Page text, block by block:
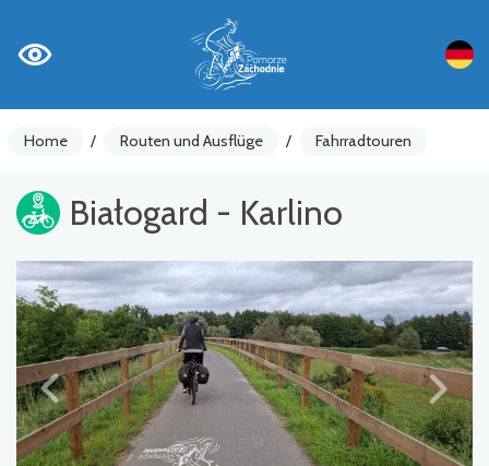
Home / Routen und Ausflüge / Fahrradtouren
Białogard - Karlino